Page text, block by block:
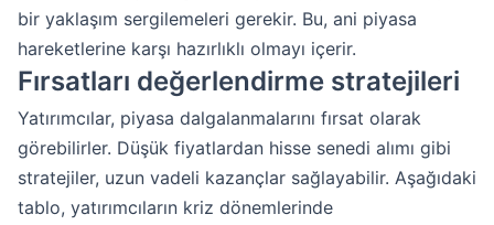
bir yaklaşım sergilemeleri gerekir. Bu, ani piyasa
hareketlerine karşı hazırlıklı olmayı içerir.
Fırsatları değerlendirme stratejileri
Yatırımcılar, piyasa dalgalanmalarını fırsat olarak
görebilirler. Düşük fiyatlardan hisse senedi alımı gibi
stratejiler, uzun vadeli kazançlar sağlayabilir. Aşağıdaki
tablo, yatırımcıların kriz dönemlerinde